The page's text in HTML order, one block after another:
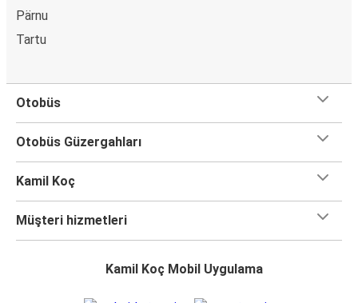
Pärnu
Tartu
Otobüs
Otobüs Güzergahları
Kamil Koç
Müşteri hizmetleri
Kamil Koç Mobil Uygulama